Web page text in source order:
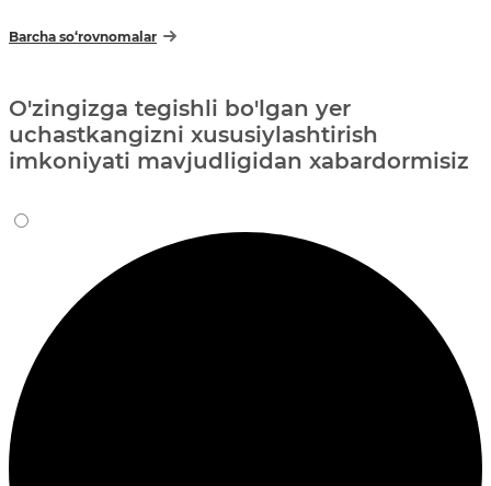
Barcha so‘rovnomalar
O'zingizga tegishli bo'lgan yer
uchastkangizni xususiylashtirish
imkoniyati mavjudligidan xabardormisiz